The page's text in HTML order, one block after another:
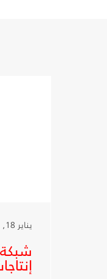
يناير 18, 2021 - DUBAI, UAE